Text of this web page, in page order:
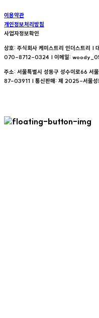
이용약관
개인정보처리방침
사업자정보확인
상호: 주식회사 케미스트리 인더스트리 |
070-8712-0324 | 이메일:
주소: 서울특별시 성동구 성수이로66 서
87-03911 | 통신판매: 제 2025-서울